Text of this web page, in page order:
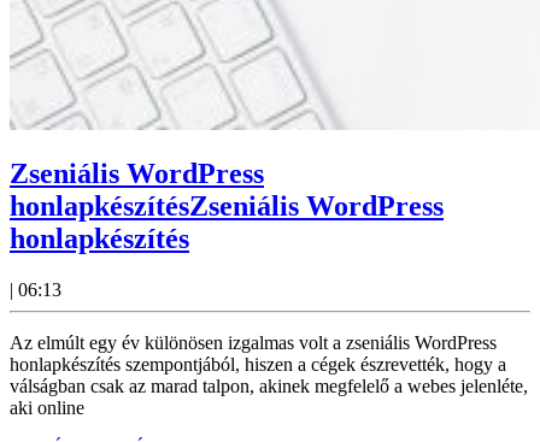
Zseniális WordPress
honlapkészítésZseniális WordPress
honlapkészítés
| 06:13
Az elmúlt egy év különösen izgalmas volt a zseniális WordPress
honlapkészítés szempontjából, hiszen a cégek észrevették, hogy a
válságban csak az marad talpon, akinek megfelelő a webes jelenléte,
aki online